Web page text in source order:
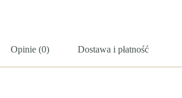
Opinie (0) Dostawa i płatność